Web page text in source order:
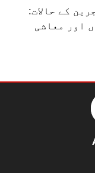
کے حالات:
اور معاشی